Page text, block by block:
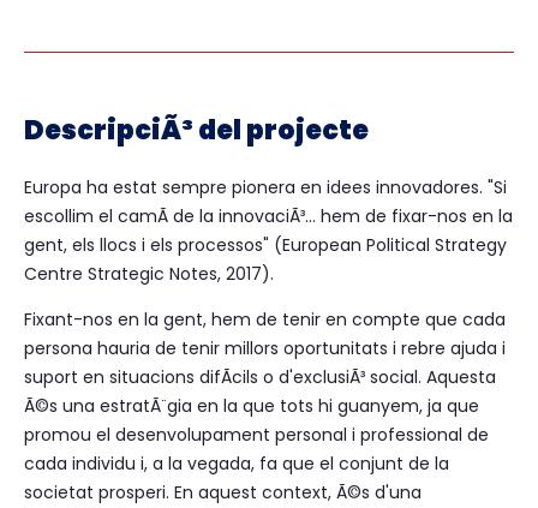
DescripciÃ³ del projecte
Europa ha estat sempre pionera en idees innovadores. "Si
escollim el camÃ­ de la innovaciÃ³... hem de fixar-nos en la
gent, els llocs i els processos" (European Political Strategy
Centre Strategic Notes, 2017).
Fixant-nos en la gent, hem de tenir en compte que cada
persona hauria de tenir millors oportunitats i rebre ajuda i
suport en situacions difÃ­cils o d'exclusiÃ³ social. Aquesta
Ã©s una estratÃ¨gia en la que tots hi guanyem, ja que
promou el desenvolupament personal i professional de
cada individu i, a la vegada, fa que el conjunt de la
societat prosperi. En aquest context, Ã©s d'una